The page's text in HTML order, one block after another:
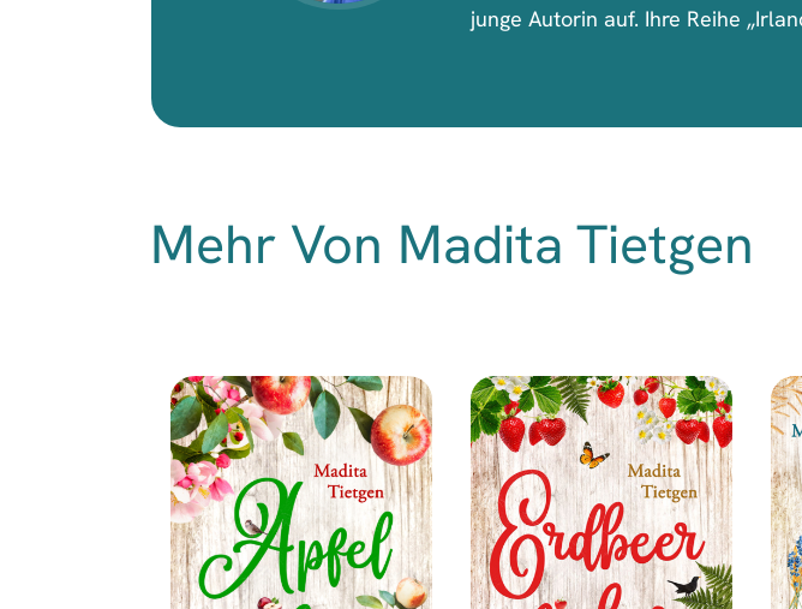
junge Autorin auf. Ihre Reihe
Mehr Von Madita Tietgen